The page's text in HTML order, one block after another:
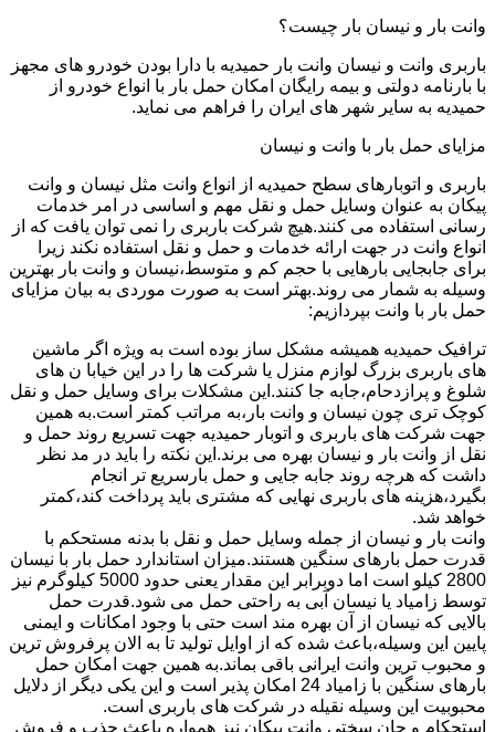
وانت بار و نیسان بار چیست؟
باربری وانت و نیسان وانت بار حمیدیه با دارا بودن خودرو های مجهز
با بارنامه دولتی و بیمه رایگان امکان حمل بار با انواع خودرو از
حمیدیه به سایر شهر های ایران را فراهم می نماید.
مزایای حمل بار با وانت و نیسان
باربری و اتوبارهای سطح حمیدیه از انواع وانت مثل نیسان و وانت
پیکان به عنوان وسایل حمل و نقل مهم و اساسی در امر خدمات
رسانی استفاده می کنند.هیچ شرکت باربری را نمی توان یافت که از
انواع وانت در جهت ارائه خدمات و حمل و نقل استفاده نکند زیرا
برای جابجایی بارهایی با حجم کم و متوسط،نیسان و وانت بار بهترین
وسیله به شمار می روند.بهتر است به صورت موردی به بیان مزایای
حمل بار با وانت بپردازیم:
ترافیک حمیدیه همیشه مشکل ساز بوده است به ویژه اگر ماشین
های باربری بزرگ لوازم منزل یا شرکت ها را در این خیابا ن های
شلوغ و پرازدحام،جابه جا کنند.این مشکلات برای وسایل حمل و نقل
کوچک تری چون نیسان و وانت بار،به مراتب کمتر است.به همین
جهت شرکت های باربری و اتوبار حمیدیه جهت تسریع روند حمل و
نقل از وانت بار و نیسان بهره می برند.این نکته را باید در مد نظر
داشت که هرچه روند جابه جایی و حمل بارسریع تر انجام
بگیرد،هزینه های باربری نهایی که مشتری باید پرداخت کند،کمتر
خواهد شد.
وانت بار و نیسان از جمله وسایل حمل و نقل با بدنه مستحکم با
قدرت حمل بارهای سنگین هستند.میزان استاندارد حمل بار با نیسان
2800 کیلو است اما دوبرابر این مقدار یعنی حدود 5000 کیلوگرم نیز
توسط زامیاد یا نیسان آبی به راحتی حمل می شود.قدرت حمل
بالایی که نیسان از آن بهره مند است حتی با وجود امکانات و ایمنی
پایین این وسیله،باعث شده که از اوایل تولید تا به الان پرفروش ترین
و محبوب ترین وانت ایرانی باقی بماند.به همین جهت امکان حمل
بارهای سنگین با زامیاد 24 امکان پذیر است و این یکی دیگر از دلایل
محبوبیت این وسیله نقیله در شرکت های باربری است.
استحکام و جان سختی وانت پیکان نیز همواره باعث جذب و فروش